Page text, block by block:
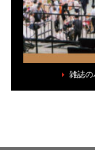
雑誌の